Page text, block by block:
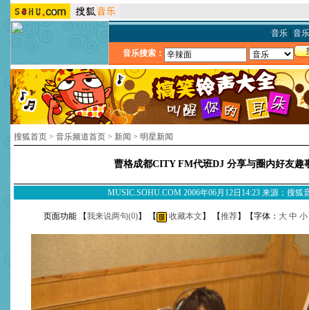
音乐| 音
音乐搜索：
搜狐首页 > 音乐频道首页 > 新闻 > 明星新闻
曹格成都CITY FM代班DJ 分享与圈内好友趣
MUSIC.SOHU.COM 2006年06月12日14:23 来源：搜狐
页面功能 【我来说两句(0)】 【 收藏本文 】 【推荐】【字体： 大 中 小